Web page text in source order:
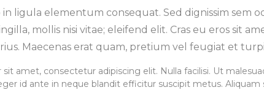
ligula elementum consequat. Sed dignissim sem
mollis nisi vitae; eleifend elit. Cras eu eros sit
Maecenas erat quam, pretium vel feugiat et
amet, consectetur adipiscing elit. Nulla facilisi. Ut
id ante in neque blandit efficitur suscipit metus. Aliquam